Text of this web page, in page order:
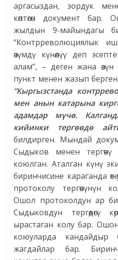
аргасыздан, зордук
көптөгөн документ
жылдын 9-майындагы
“Контрреволюциялык
өзүмдү күнөөлүү деп
алам”, – деген жана
пункт менен жазып
“Кыргызстанда
мен анын катарына
адамдар мүчө.
кийинки тергөөдө
билдирген. Мындай
Сыдыков менен
коюлган. Аталган күнү
биринчисине караганда
протоколу тергөөчүнүн
Ошол протоколдун ар
Сыдыковдун тергөөдөгү
ырастаган колу бар.
коюуларда кандайдыр
жагдайлар бар.